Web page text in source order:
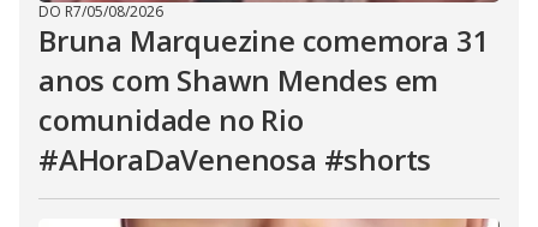
DO R7/05/08/2026
Bruna Marquezine comemora 31
anos com Shawn Mendes em
comunidade no Rio
#AHoraDaVenenosa #shorts